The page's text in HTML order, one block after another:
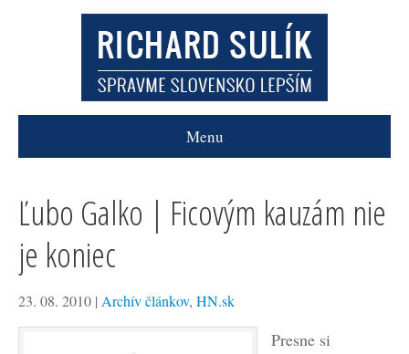
Menu
Ľubo Galko | Ficovým kauzám nie
je koniec
23. 08. 2010 | Archív článkov, HN.sk
Presne si